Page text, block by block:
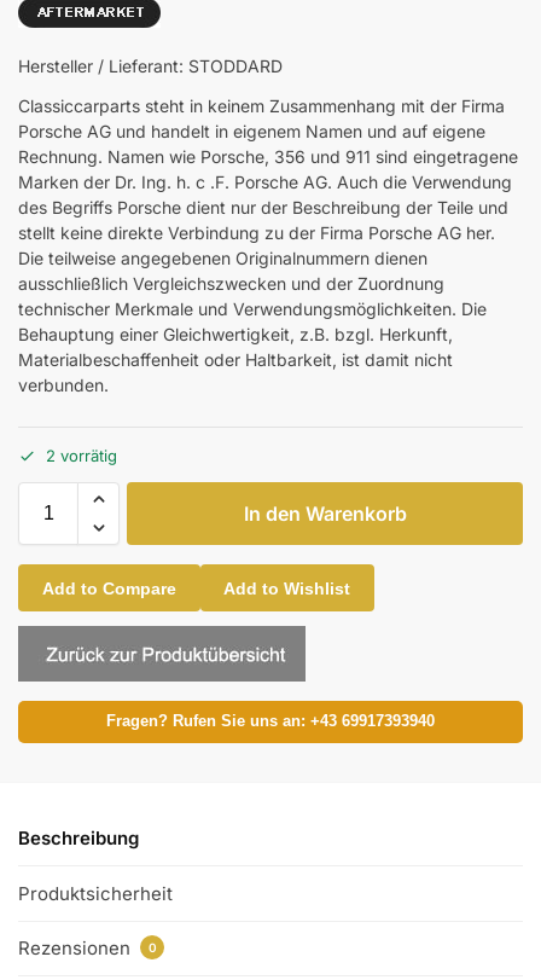
Hersteller / Lieferant: STODDARD
Classiccarparts steht in keinem Zusammenhang mit der Firma
Porsche AG und handelt in eigenem Namen und auf eigene
Rechnung. Namen wie Porsche, 356 und 911 sind eingetragene
Marken der Dr. Ing. h. c .F. Porsche AG. Auch die Verwendung
des Begriffs Porsche dient nur der Beschreibung der Teile und
stellt keine direkte Verbindung zu der Firma Porsche AG her.
Die teilweise angegebenen Originalnummern dienen
ausschließlich Vergleichszwecken und der Zuordnung
technischer Merkmale und Verwendungsmöglichkeiten. Die
Behauptung einer Gleichwertigkeit, z.B. bzgl. Herkunft,
Materialbeschaffenheit oder Haltbarkeit, ist damit nicht
verbunden.
2 vorrätig
In den Warenkorb
Add to Compare Add to Wishlist
Fragen? Rufen Sie uns an: +43 69917393940
Beschreibung
Produktsicherheit
Rezensionen 0